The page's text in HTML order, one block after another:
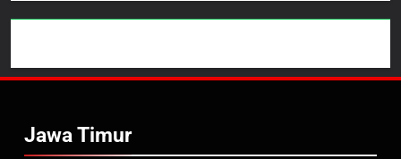
Jawa Timur